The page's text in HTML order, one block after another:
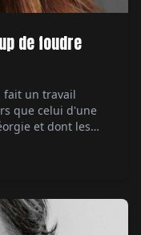
de foudre
fait un travail
que celui d'une
et dont les
Angeles pour